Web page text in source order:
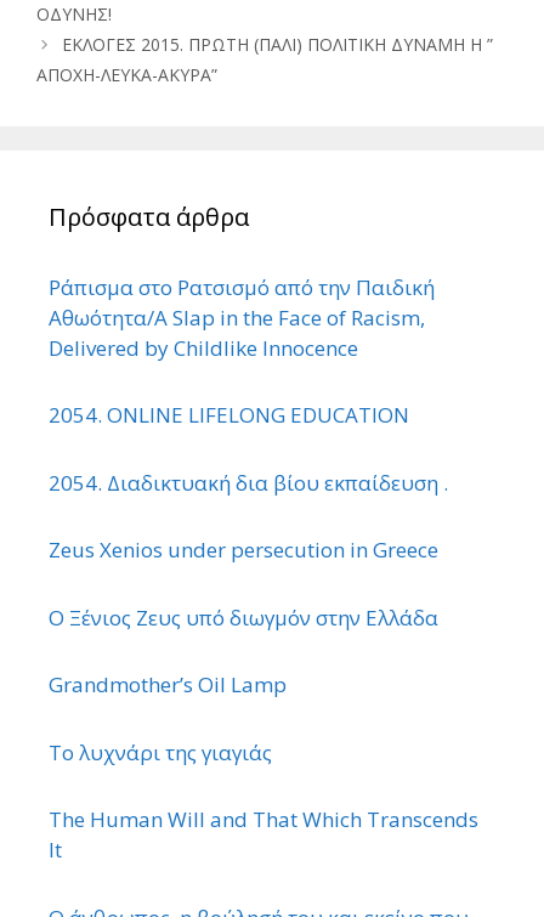
ΟΔΥΝΗΣ!
ΕΚΛΟΓΕΣ 2015. ΠΡΩΤΗ (ΠΑΛΙ) ΠΟΛΙΤΙΚΗ ΔΥΝΑΜΗ Η ”
ΑΠΟΧΗ-ΛΕΥΚΑ-ΑΚΥΡΑ”
Πρόσφατα άρθρα
Ράπισμα στο Ρατσισμό από την Παιδική
Αθωότητα/A Slap in the Face of Racism,
Delivered by Childlike Innocence
2054. ONLINE LIFELONG EDUCATION
2054. Διαδικτυακή δια βίου εκπαίδευση .
Zeus Xenios under persecution in Greece
Ο Ξένιος Ζευς υπό διωγμόν στην Ελλάδα
Grandmother’s Oil Lamp
Το λυχνάρι της γιαγιάς
The Human Will and That Which Transcends
It